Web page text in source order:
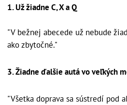
1. Už žiadne C, X a Q
"V bežnej abecede už nebude
ako zbytočné."
3. Žiadne ďalšie autá vo veľkých
"Všetka doprava sa sústredí pod